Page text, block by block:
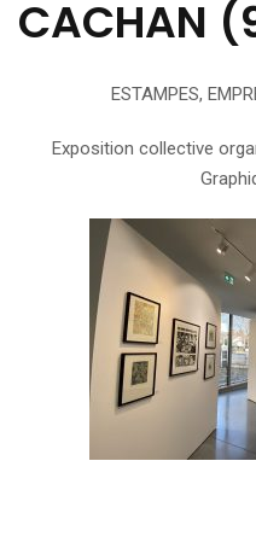
CACHAN
ESTAMPES,
Exposition collective